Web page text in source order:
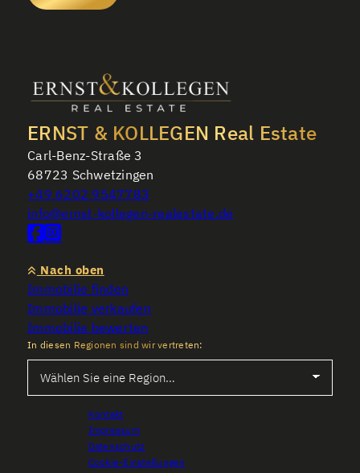
ERNST & KOLLEGEN Real Estate
Carl-Benz-Straße 3
68723 Schwetzingen
+49 6202 9547783
info@ernst-kollegen-realestate.de
In diesen Regionen sind wir vertreten:
Nach oben
Immobilie finden
Immobilie verkaufen
Immobilie bewerten
Kontakt
Impressum
Datenschutz
Cookie-Einstellungen